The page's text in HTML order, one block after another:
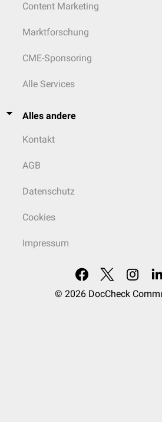
Content Marketing
Marktforschung
CME-Sponsoring
Alle Services
Alles andere
Kontakt
AGB
Datenschutz
Cookies
Impressum
© 2026 DocCheck